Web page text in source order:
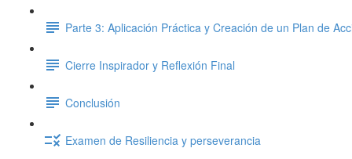
Parte 3: Aplicación Práctica y Creación de un Plan de
Cierre Inspirador y Reflexión Final
Conclusión
Examen de Resiliencia y perseverancia